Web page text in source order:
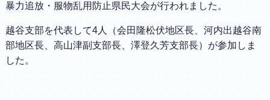
暴力追放・服物乱用防止県民大会が行われました。
越谷支部を代表して4人（会田隆松伏地区長、河内出越谷南
部地区長、高山津副支部長、澤登久芳支部長）が参加しま
した。